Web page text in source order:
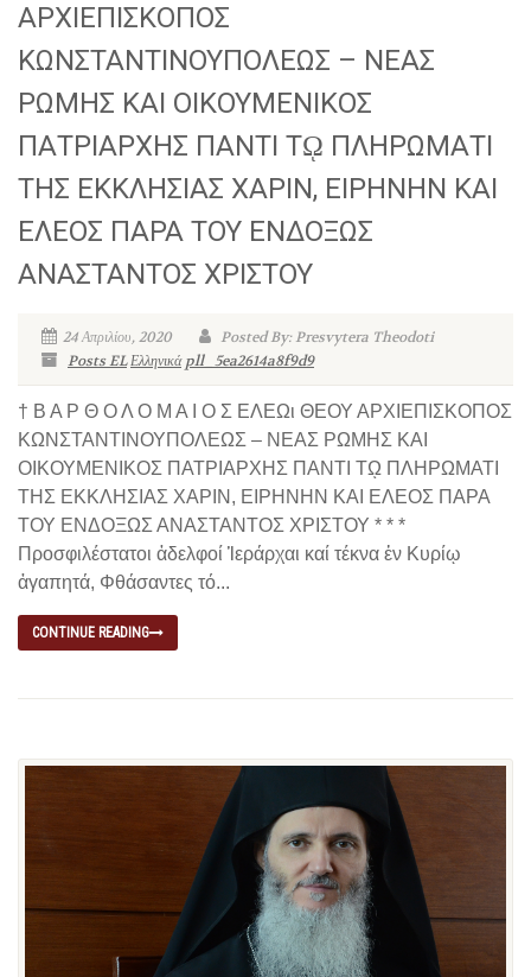
ΑΡΧΙΕΠΙΣΚΟΠΟΣ
ΚΩΝΣΤΑΝΤΙΝΟΥΠΟΛΕΩΣ – ΝΕΑΣ
ΡΩΜΗΣ ΚΑΙ ΟΙΚΟΥΜΕΝΙΚΟΣ
ΠΑΤΡΙΑΡΧΗΣ ΠΑΝΤΙ Τῼ ΠΛΗΡΩΜΑΤΙ
ΤΗΣ ΕΚΚΛΗΣΙΑΣ ΧΑΡΙΝ, ΕΙΡΗΝΗΝ ΚΑΙ
EΛΕΟΣ ΠΑΡΑ ΤΟΥ ΕΝΔΟΞΩΣ
ΑΝΑΣΤΑΝΤΟΣ ΧΡΙΣΤΟΥ
24 Απριλίου, 2020
Posted By: Presvytera Theodoti
Posts ELΕλληνικά pll_5ea2614a8f9d9
† Β Α Ρ Θ Ο Λ Ο Μ Α Ι Ο Σ ΕΛΕΩι ΘΕΟΥ ΑΡΧΙΕΠΙΣΚΟΠΟΣ
ΚΩΝΣΤΑΝΤΙΝΟΥΠΟΛΕΩΣ – ΝΕΑΣ ΡΩΜΗΣ ΚΑΙ
ΟΙΚΟΥΜΕΝΙΚΟΣ ΠΑΤΡΙΑΡΧΗΣ ΠΑΝΤΙ Τῼ ΠΛΗΡΩΜΑΤΙ
ΤΗΣ ΕΚΚΛΗΣΙΑΣ ΧΑΡΙΝ, ΕΙΡΗΝΗΝ ΚΑΙ EΛΕΟΣ ΠΑΡΑ
ΤΟΥ ΕΝΔΟΞΩΣ ΑΝΑΣΤΑΝΤΟΣ ΧΡΙΣΤΟΥ * * *
Προσφιλέστατοι ἀδελφοί Ἱεράρχαι καί τέκνα ἐν Κυρίῳ
ἀγαπητά, Φθάσαντες τό...
CONTINUE READING